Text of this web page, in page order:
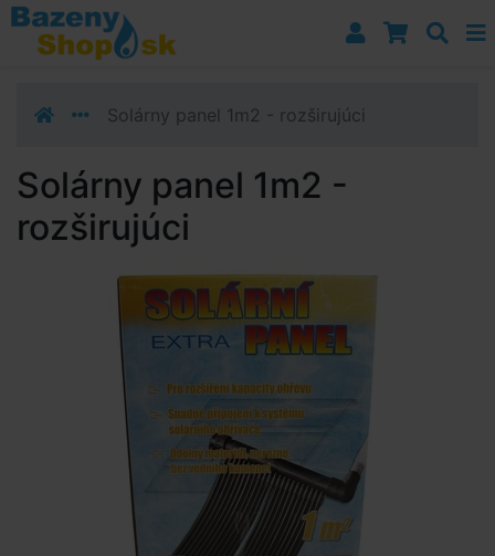
Prejsť k navigácii
Prejsť na obsah
Prejsť k bočnému stĺpci
Solárny panel 1m2 - rozširujúci
Solárny panel 1m2 -
rozširujúci